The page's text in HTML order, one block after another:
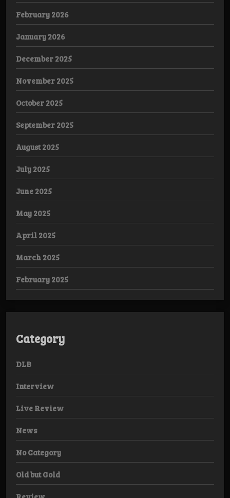
February 2026
January 2026
December 2025
November 2025
October 2025
September 2025
August 2025
July 2025
June 2025
May 2025
April 2025
March 2025
February 2025
Category
DLB
Interview
Live Review
News
No Category
Old but Gold